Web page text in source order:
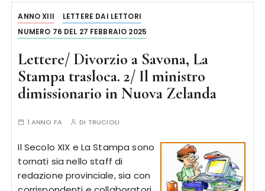
ANNO XIII
LETTERE DAI LETTORI
NUMERO 76 DEL 27 FEBBRAIO 2025
Lettere/ Divorzio a Savona, La
Stampa trasloca. 2/ Il ministro
dimissionario in Nuova Zelanda
1 ANNO FA DI TRUCIOLI
Il Secolo XIX e La Stampa sono
tornati sia nello staff di
redazione provinciale, sia con